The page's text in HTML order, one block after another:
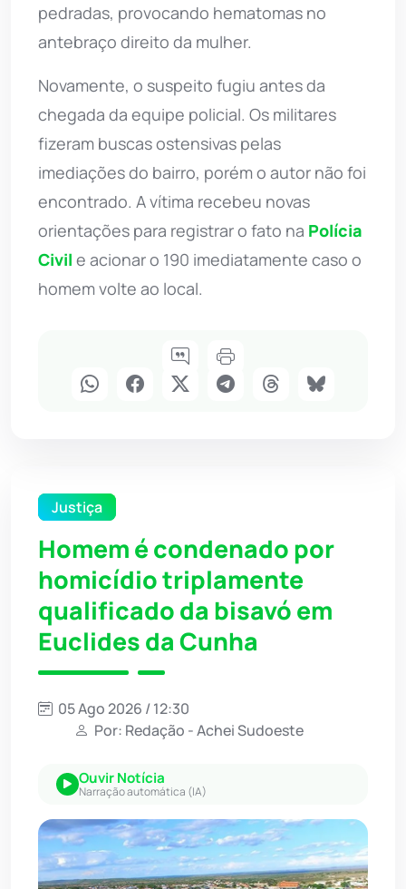
pedradas, provocando hematomas no
antebraço direito da mulher.
Novamente, o suspeito fugiu antes da
chegada da equipe policial. Os militares
fizeram buscas ostensivas pelas
imediações do bairro, porém o autor não foi
encontrado. A vítima recebeu novas
orientações para registrar o fato na Polícia
Civil e acionar o 190 imediatamente caso o
homem volte ao local.
Justiça
Homem é condenado por
homicídio triplamente
qualificado da bisavó em
Euclides da Cunha
05 Ago 2026 / 12:30
Por: Redação - Achei Sudoeste
Ouvir Notícia
Narração automática (IA)